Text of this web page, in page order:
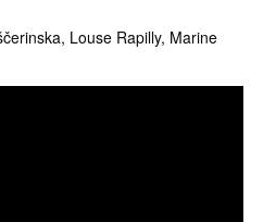
Louse Rapilly, Marine